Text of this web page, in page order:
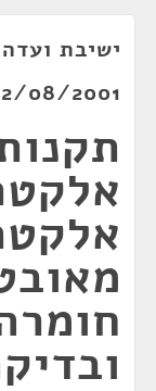
08/2001